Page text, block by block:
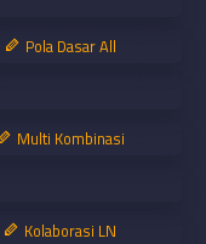
Pola Dasar All
Multi Kombinasi
Kolaborasi LN